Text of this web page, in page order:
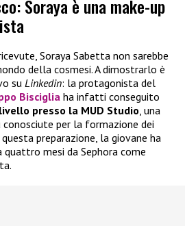
Soraya è una make-up
Soraya Sabetta non sarebbe
della cosmesi. A dimostrarlo è
su Linkedin: la protagonista del
Bisciglia ha infatti conseguito
presso la MUD Studio, una
per la formazione dei
preparazione, la giovane ha
mesi da Sephora come